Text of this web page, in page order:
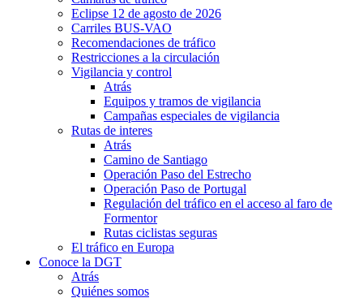
Eclipse 12 de agosto de 2026
Carriles BUS-VAO
Recomendaciones de tráfico
Restricciones a la circulación
Vigilancia y control
Atrás
Equipos y tramos de vigilancia
Campañas especiales de vigilancia
Rutas de interes
Atrás
Camino de Santiago
Operación Paso del Estrecho
Operación Paso de Portugal
Regulación del tráfico en el acceso al faro de
Formentor
Rutas ciclistas seguras
El tráfico en Europa
Conoce la DGT
Atrás
Quiénes somos